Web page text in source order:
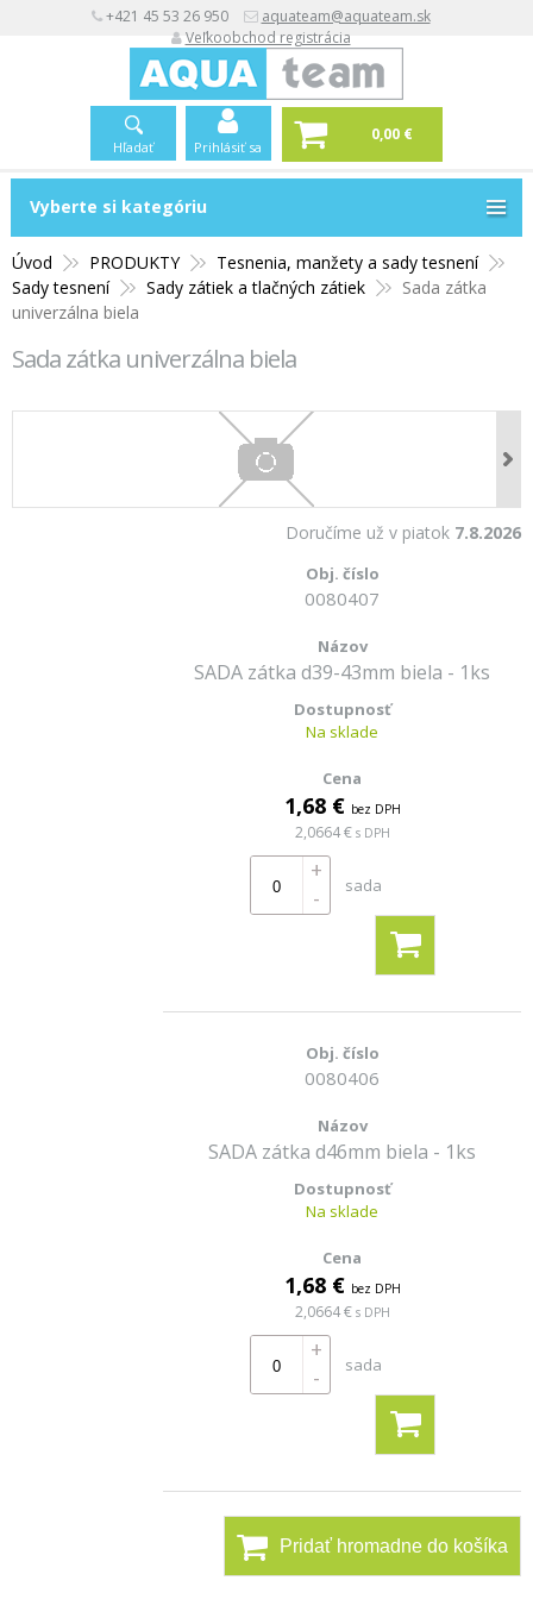
+421 45 53 26 950
aquateam@aquateam.sk
Veľkoobchod registrácia
Hľadať Prihlásiť sa
0,00 €
Vyberte si kategóriu
Úvod PRODUKTY
Tesnenia, manžety a sady tesnení
Sady tesnení
Sady zátiek a tlačných zátiek
Sada zátka
univerzálna biela
Sada zátka univerzálna biela
Doručíme už v piatok 7.8.2026
0080407
SADA zátka d39-43mm biela - 1ks
Na sklade
1,68 € bez DPH
2,0664 € s DPH
+
-
sada
0080406
SADA zátka d46mm biela - 1ks
Na sklade
1,68 € bez DPH
2,0664 € s DPH
+
-
sada
Pridať hromadne do košíka
Vyberte si kategóriu